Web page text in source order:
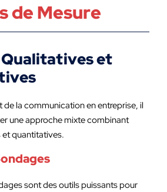
de Mesure
et
de la communication en entreprise, il
une approche mixte combinant
quantitatives.
sont des outils puissants pour